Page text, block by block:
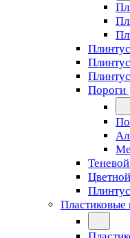
Пороги
Пластиковые